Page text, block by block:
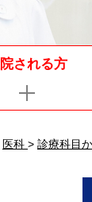
される方
医科 > 診療科目